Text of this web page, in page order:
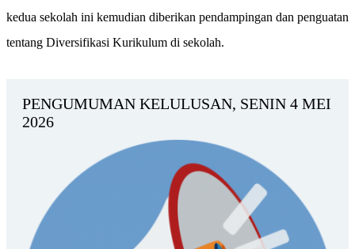
kedua sekolah ini kemudian diberikan pendampingan dan penguatan
tentang Diversifikasi Kurikulum di sekolah.
PENGUMUMAN KELULUSAN, SENIN 4 MEI
2026